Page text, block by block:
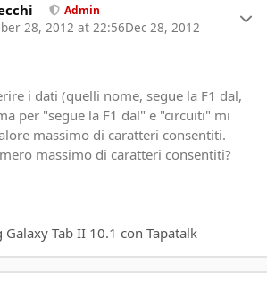
Admin
28, 2012 at 22:56Dec 28, 2012
i dati (quelli nome, segue la F1 dal,
per "segue la F1 dal" e "circuiti" mi
massimo di caratteri consentiti.
massimo di caratteri consentiti?
Tab II 10.1 con Tapatalk